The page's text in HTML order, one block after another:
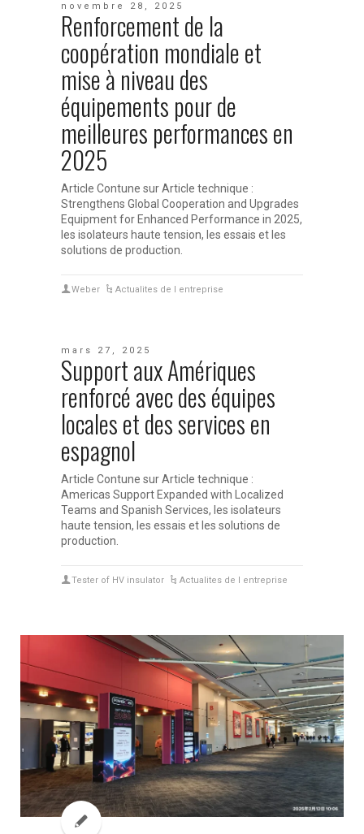
novembre 28, 2025
Renforcement de la
coopération mondiale et
mise à niveau des
équipements pour de
meilleures performances en
2025
Article Contune sur Article technique :
Strengthens Global Cooperation and Upgrades
Equipment for Enhanced Performance in 2025,
les isolateurs haute tension, les essais et les
solutions de production.
Weber Actualites de l entreprise
mars 27, 2025
Support aux Amériques
renforcé avec des équipes
locales et des services en
espagnol
Article Contune sur Article technique :
Americas Support Expanded with Localized
Teams and Spanish Services, les isolateurs
haute tension, les essais et les solutions de
production.
Tester of HV insulator Actualites de l entreprise